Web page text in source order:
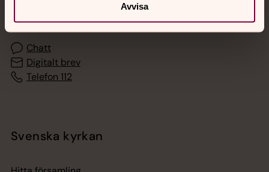
Avvisa
med en präst på kvällar och nätter.
Chatt
Digitalt brev
Telefon 112
Svenska kyrkan